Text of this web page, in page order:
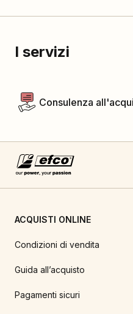
I servizi
Consulenza
ACQUISTI ONLINE
Condizioni di vendita
Guida all’acquisto
Pagamenti sicuri